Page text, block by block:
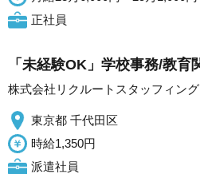
正社員
「未経験OK」学校事務/教育
株式会社リクルートスタッフィング
東京都 千代田区
時給1,350円
派遣社員